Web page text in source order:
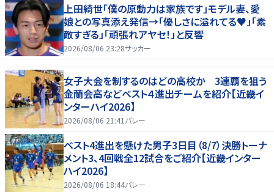
上田綺世「僕の原動力は家族です」モデル妻、愛
娘との写真添え発信→「優しさに溢れてる♥」「素
敵すぎる」「頑張れアヤセ！」と反響
2026/08/06 23:28サッカー
女子大会を制するのはどの高校か 3連覇を狙う
金蘭会高などベスト４進出チームを紹介【近畿イ
ンターハイ2026】
2026/08/06 21:41 バレー
ベスト4進出を懸けた男子3日目（8/7）決勝トーナ
メント3、4回戦全12試合をご紹介【近畿インター
ハイ2026】
2026/08/06 18:44バレー